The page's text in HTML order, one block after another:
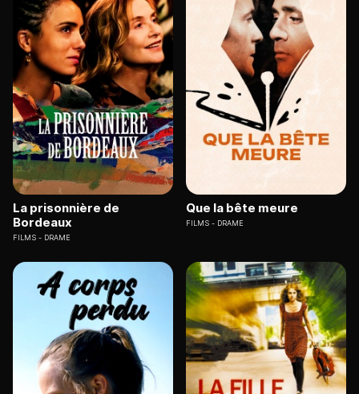
La prisonnière de
Bordeaux
FILMS DRAME
Que la bête meure
FILMS DRAME